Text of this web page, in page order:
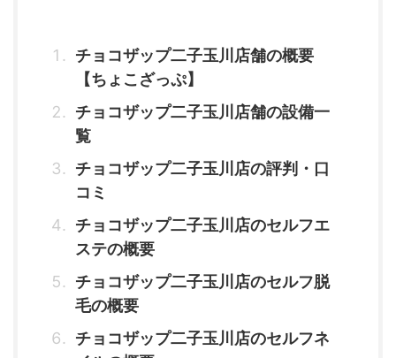
チョコザップ二子玉川店舗の概要
【ちょこざっぷ】
チョコザップ二子玉川店舗の設備一
覧
チョコザップ二子玉川店の評判・口
コミ
チョコザップ二子玉川店のセルフエ
ステの概要
チョコザップ二子玉川店のセルフ脱
毛の概要
チョコザップ二子玉川店のセルフネ